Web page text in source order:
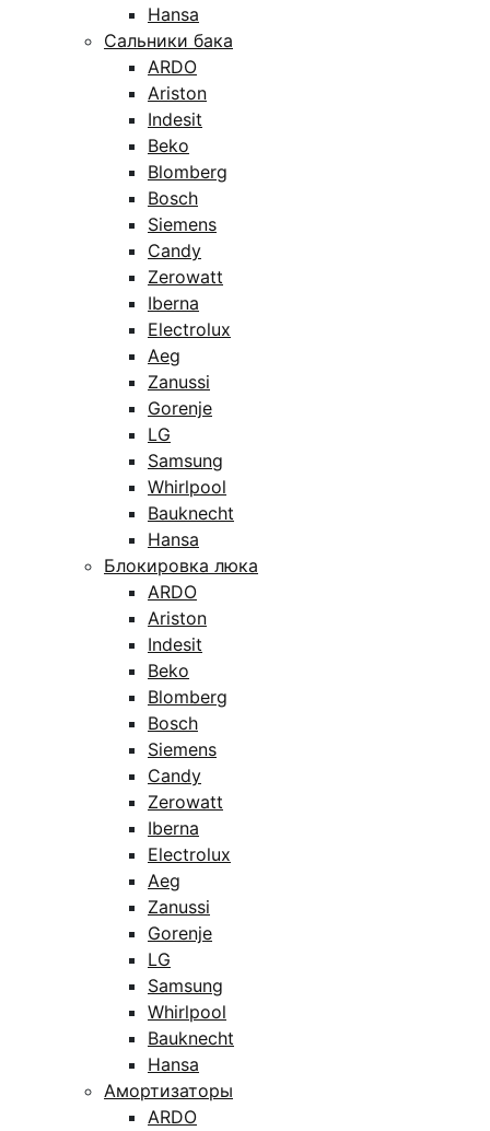
Hansa
Сальники бака
ARDO
Ariston
Indesit
Beko
Blomberg
Bosch
Siemens
Candy
Zerowatt
Iberna
Electrolux
Aeg
Zanussi
Gorenje
LG
Samsung
Whirlpool
Bauknecht
Hansa
Блокировка люка
ARDO
Ariston
Indesit
Beko
Blomberg
Bosch
Siemens
Candy
Zerowatt
Iberna
Electrolux
Aeg
Zanussi
Gorenje
LG
Samsung
Whirlpool
Bauknecht
Hansa
Амортизаторы
ARDO